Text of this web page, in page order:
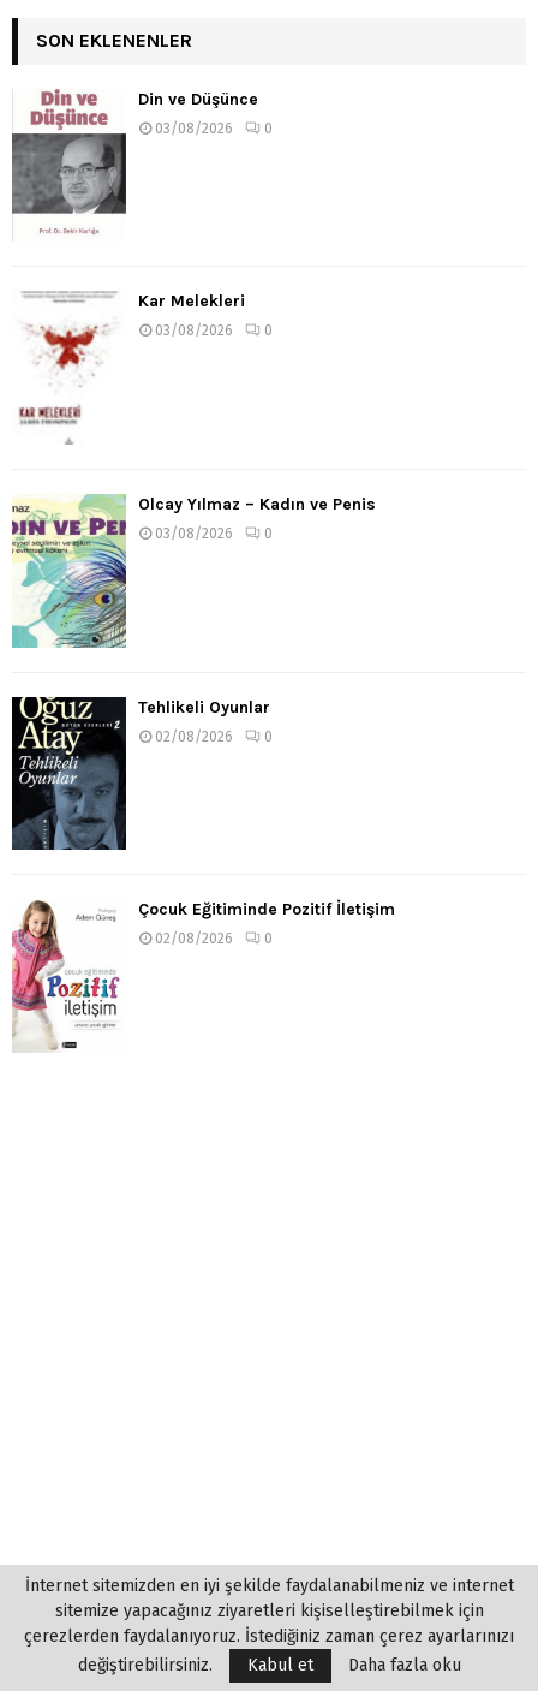
SON EKLENENLER
Din ve Düşünce
03/08/2026 0
Kar Melekleri
03/08/2026 0
Olcay Yılmaz – Kadın ve Penis
03/08/2026 0
Tehlikeli Oyunlar
02/08/2026 0
Çocuk Eğitiminde Pozitif İletişim
02/08/2026 0
İnternet sitemizden en iyi şekilde faydalanabilmeniz ve internet
sitemize yapacağınız ziyaretleri kişiselleştirebilmek için
çerezlerden faydalanıyoruz. İstediğiniz zaman çerez ayarlarınızı
değiştirebilirsiniz.
Kabul et Daha fazla oku